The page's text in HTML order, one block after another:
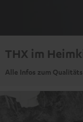
THX im
Alle Infos zum